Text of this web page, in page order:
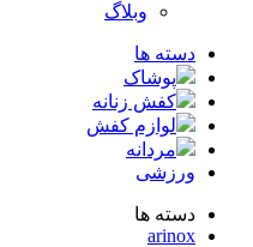
ها
پوشاک
کفش زنانه
لوازم کفش
مردانه
ها